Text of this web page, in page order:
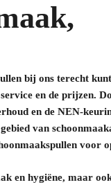
bij ons terecht
en de prijzen.
en de NEN-
van
voor
hygiëne, maar